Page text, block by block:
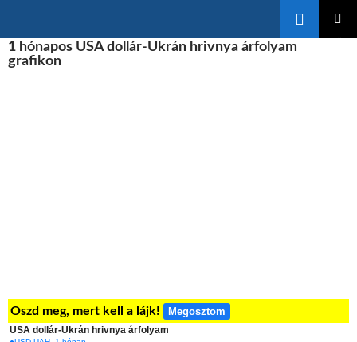
A
TARTALOMBA
1 hónapos USA dollár-Ukrán hrivnya árfolyam
grafikon
Oszd meg, mert kell a lájk! Megosztom